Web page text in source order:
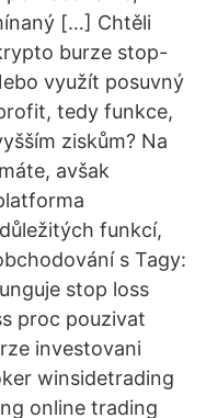
[…] Chtěli
burze stop-
využít posuvný
tedy funkce,
ziskům? Na
avšak
funkcí,
s Tagy:
stop loss
proc pouzivat
investovani
winsidetrading
online trading